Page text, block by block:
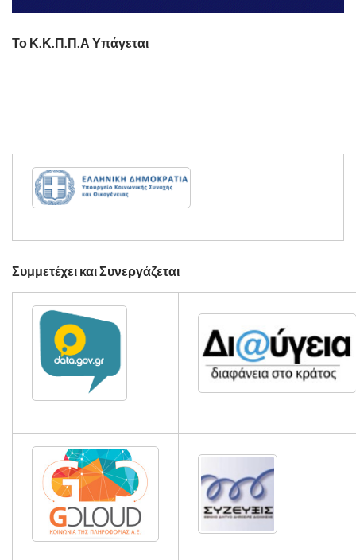
Το Κ.Κ.Π.Π.Α Υπάγεται
Συμμετέχει και Συνεργάζεται